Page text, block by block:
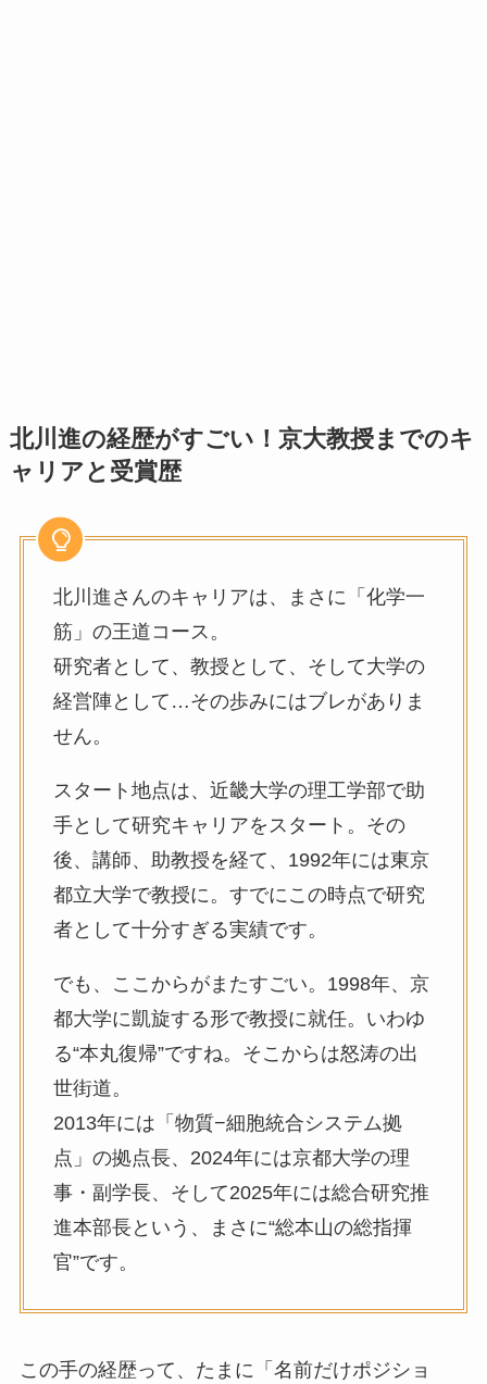
北川進の経歴がすごい！京大教授までのキ
ャリアと受賞歴
北川進さんのキャリアは、まさに「化学一
筋」の王道コース。
研究者として、教授として、そして大学の
経営陣として…その歩みにはブレがありま
せん。
スタート地点は、近畿大学の理工学部で助
手として研究キャリアをスタート。その
後、講師、助教授を経て、1992年には東京
都立大学で教授に。すでにこの時点で研究
者として十分すぎる実績です。
でも、ここからがまたすごい。1998年、京
都大学に凱旋する形で教授に就任。いわゆ
る“本丸復帰”ですね。そこからは怒涛の出
世街道。
2013年には「物質−細胞統合システム拠
点」の拠点長、2024年には京都大学の理
事・副学長、そして2025年には総合研究推
進本部長という、まさに“総本山の総指揮
官”です。
この手の経歴って、たまに「名前だけポジショ